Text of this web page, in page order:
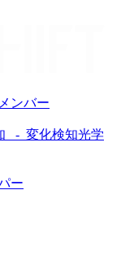
メンバー
- 変化検知​光学
ー